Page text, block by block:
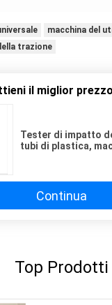
macchina del
trazione
il miglior
Tester di impatto
tubi di plastica,
Continua
Top Prodotti